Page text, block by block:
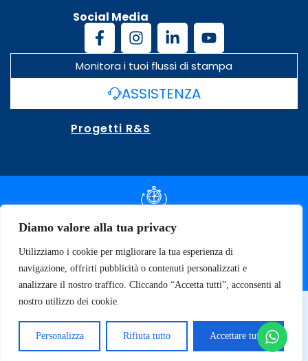
Diamo valore alla tua privacy
Utilizziamo i cookie per migliorare la tua esperienza di
navigazione, offrirti pubblicità o contenuti personalizzati e
analizzare il nostro traffico. Cliccando “Accetta tutti”, acconsenti al
nostro utilizzo dei cookie.
Personalizza Rifiuta tutto Accettare tutto
Social Media
Monitora i tuoi flussi di stampa
ASSISTENZA
Progetti R&S
DOCUMENTAZIONE SLA
SPECIFICHE TECNICHE
© 2026 SOFT TECNOLOGY | P.IVA 02137470643
Privacy Policy